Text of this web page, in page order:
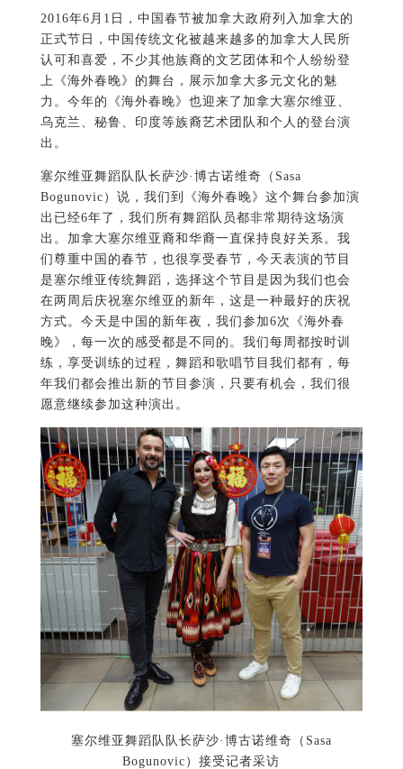
2016年6月1日，中国春节被加拿大政府列入加拿大的
正式节日，中国传统文化被越来越多的加拿大人民所
认可和喜爱，不少其他族裔的文艺团体和个人纷纷登
上《海外春晚》的舞台，展示加拿大多元文化的魅
力。今年的《海外春晚》也迎来了加拿大塞尔维亚、
乌克兰、秘鲁、印度等族裔艺术团队和个人的登台演
出。
塞尔维亚舞蹈队队长萨沙·博古诺维奇（Sasa
Bogunovic）说，我们到《海外春晚》这个舞台参加演
出已经6年了，我们所有舞蹈队员都非常期待这场演
出。加拿大塞尔维亚裔和华裔一直保持良好关系。我
们尊重中国的春节，也很享受春节，今天表演的节目
是塞尔维亚传统舞蹈，选择这个节目是因为我们也会
在两周后庆祝塞尔维亚的新年，这是一种最好的庆祝
方式。今天是中国的新年夜，我们参加6次《海外春
晚》，每一次的感受都是不同的。我们每周都按时训
练，享受训练的过程，舞蹈和歌唱节目我们都有，每
年我们都会推出新的节目参演，只要有机会，我们很
愿意继续参加这种演出。
塞尔维亚舞蹈队队长萨沙·博古诺维奇（Sasa
Bogunovic）接受记者采访